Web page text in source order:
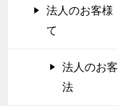
法人のお客
て
法人のお
法